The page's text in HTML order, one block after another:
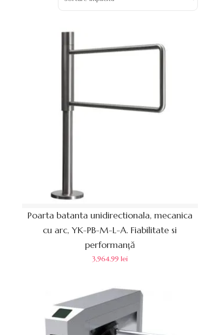
Poarta batanta unidirectionala, mecanica
cu arc, YK-PB-M-L-A. Fiabilitate si
performanță
3,964.99lei